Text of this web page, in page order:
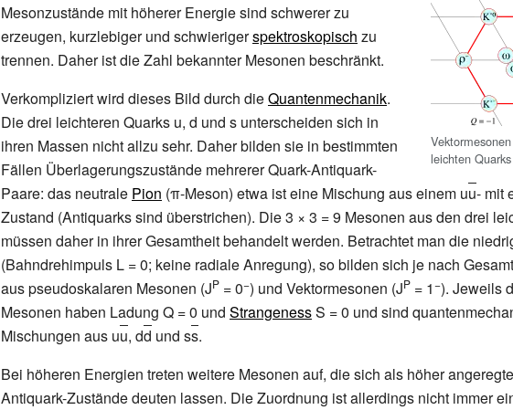
leichten Quarks
Mesonzustände mit höherer Energie sind schwerer zu
erzeugen, kurzlebiger und schwierigerspektroskopisch zu
trennen. Daher ist die Zahl bekannter Mesonen beschränkt.
Verkompliziert wird dieses Bild durch dieQuantenmechanik.
Die drei leichteren Quarks u, d und s unterscheiden sich in
ihren Massen nicht allzu sehr. Daher bilden sie in bestimmten
Fällen Überlagerungszustände mehrerer Quark-Antiquark-
Paare: das neutrale Pion (π-Meson) etwa ist eine Mischung aus einem uu- mit
Zustand (Antiquarks sind überstrichen). Die 3 × 3 =9 Mesonen aus den drei
müssen daher in ihrer Gesamtheit behandelt werden. Betrachtet man die
(Bahndrehimpuls L = 0; keine radiale Anregung), so bilden sich je nach
aus pseudoskalaren Mesonen (JP = 0−) und Vektormesonen (JP = 1−). Jeweils
Mesonen haben Ladung Q = 0 und StrangenessS = 0 und sind
Mischungen aus uu, dd und ss.
Bei höheren Energien treten weitere Mesonen auf, die sich als höher
Antiquark-Zustände deuten lassen. Die Zuordnung ist allerdings nicht immer